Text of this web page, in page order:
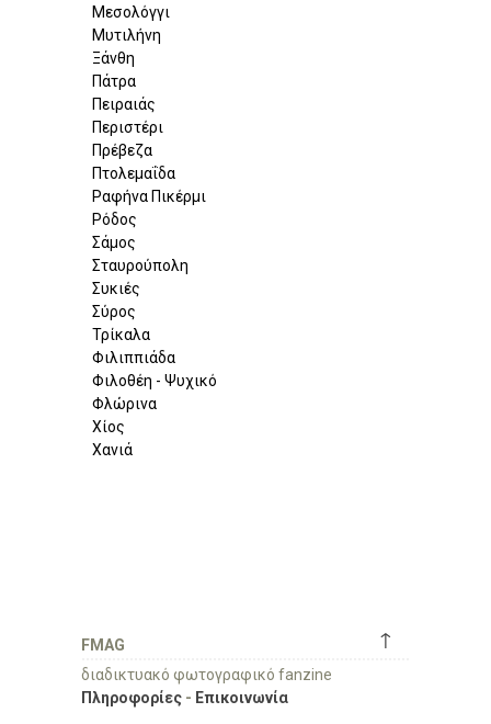
Μεσολόγγι
Μυτιλήνη
Ξάνθη
Πάτρα
Πειραιάς
Περιστέρι
Πρέβεζα
Πτολεμαΐδα
Ραφήνα Πικέρμι
Ρόδος
Σάμος
Σταυρούπολη
Συκιές
Σύρος
Τρίκαλα
Φιλιππιάδα
Φιλοθέη - Ψυχικό
Φλώρινα
Χίος
Χανιά
↑
FMAG
διαδικτυακό φωτογραφικό fanzine
Πληροφορίες - Επικοινωνία